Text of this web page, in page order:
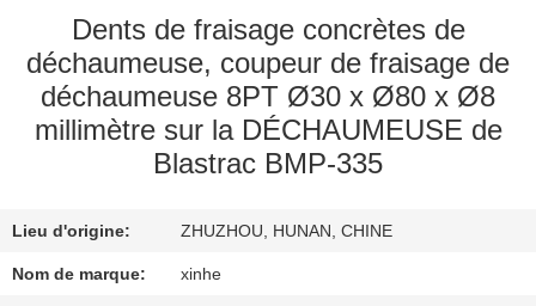
PROPOS
DE
NOUS
L'USINE
Dents de fraisage concrètes de
déchaumeuse, coupeur de fraisage de
déchaumeuse 8PT Ø30 x Ø80 x Ø8
millimètre sur la DÉCHAUMEUSE de
Blastrac BMP-335
Lieu d'origine: ZHUZHOU, HUNAN, CHINE
Nom de marque: xinhe